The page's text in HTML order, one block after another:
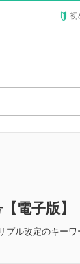
初
電子版】
ル改定のキーワ